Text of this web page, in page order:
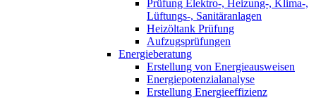
Prüfung Elektro-, Heizung-, Klima-,
Lüftungs-, Sanitäranlagen
Heizöltank Prüfung
Aufzugsprüfungen
Energieberatung
Erstellung von Energieausweisen
Energiepotenzialanalyse
Erstellung Energieeffizienz